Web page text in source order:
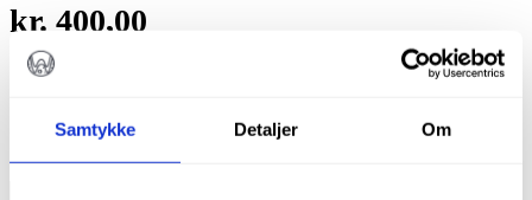
Samtykke Detaljer Om
kr. 400,00
På lager